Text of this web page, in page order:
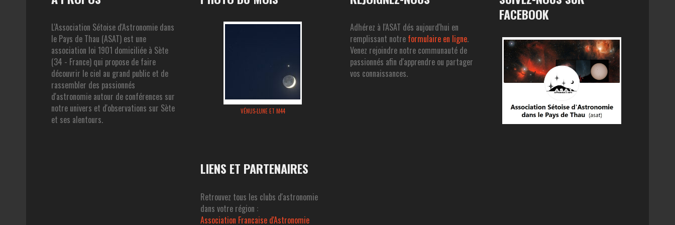
L'Association Sétoise d'Astronomie dans
le Pays de Thau (ASAT) est une
association loi 1901 domiciliée à Sète
(34 - France) qui propose de faire
découvrir le ciel au grand public et de
rassembler des passionnés
d'astronomie autour de conférences sur
notre univers et d'observations sur Sète
et ses alentours.
VÉNUS-LUNE ET M44
Adhérez à l'ASAT dés aujourd'hui en
remplissant notre formulaire en ligne.
Venez rejoindre notre communauté de
passionnés afin d'apprendre ou partager
vos connaissances.
FACEBOOK
LIENS ET PARTENAIRES
Retrouvez tous les clubs d'astronomie
dans votre région :
Association Francaise d'Astronomie